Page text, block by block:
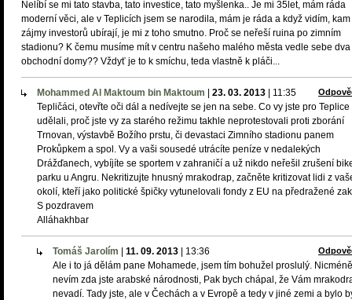
Nelíbí se mi tato stavba, tato investice, tato myšlenka.. Je mi 35let, mám ráda
moderní věci, ale v Teplicích jsem se narodila, mám je ráda a když vidím, kam
zájmy investorů ubírají, je mi z toho smutno. Proč se neřeší ruina po zimním
stadionu? K čemu musíme mít v centru našeho malého města vedle sebe dva
obchodní domy?? Vždyť je to k smíchu, teda vlastně k pláči...
Mohammed Al Maktoum bin Maktoum 23. 03. 2013 11:35
Tepličáci, otevřte oči dál a nedívejte se jen na sebe. Co vy jste pro Teplice
udělali, proč jste vy za starého režimu takhle neprotestovali proti zborání
Trnovan, výstavbě Božího prstu, či devastaci Zimního stadionu panem
Prokůpkem a spol. Vy a vaši sousedé utrácíte peníze v nedalekých
Drážďanech, vybíjíte se sportem v zahraničí a už nikdo neřešil zrušení
parku u Angru. Nekritizujte hnusný mrakodrap, začněte kritizovat lidi z
okolí, kteří jako politické špičky vytunelovali fondy z EU na předražené
S pozdravem
Alláhakhbar
Tomáš Jarolím 11. 09. 2013 13:36
Ale i to já dělám pane Mohamede, jsem tím bohužel proslulý. Nicméně
nevím zda jste arabské národnosti, Pak bych chápal, že Vám
nevadí. Tady jste, ale v Čechách a v Evropě a tedy v jiné zemi a bylo